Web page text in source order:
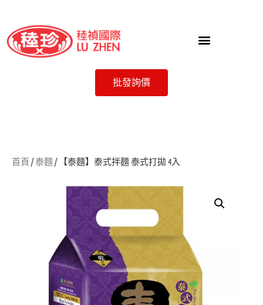
批發詢價
首頁 /泰麵/ 【泰麵】泰式拌麵 泰式打拋 4入